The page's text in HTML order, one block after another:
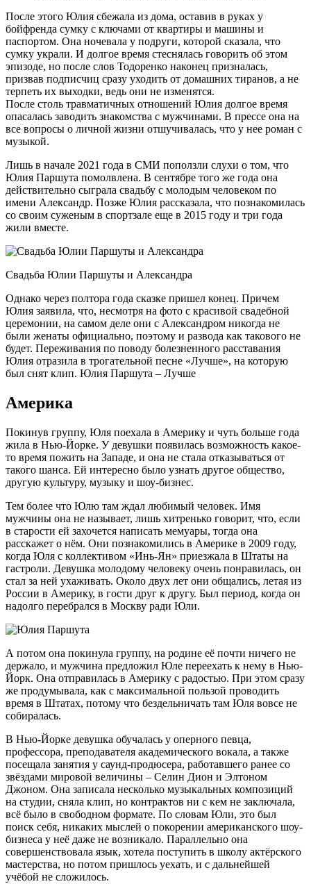
После этого Юлия сбежала из дома, оставив в руках у
бойфренда сумку с ключами от квартиры и машины и
паспортом. Она ночевала у подруги, которой сказала, что
сумку украли. И долгое время стеснялась говорить об этом
эпизоде, но после слов Тодоренко наконец призналась,
призвав подписчиц сразу уходить от домашних тиранов, а не
терпеть их выходки, ведь они не изменятся.
После столь травматичных отношений Юлия долгое время
опасалась заводить знакомства с мужчинами. В прессе она на
все вопросы о личной жизни отшучивалась, что у нее роман с
музыкой.
Лишь в начале 2021 года в СМИ поползли слухи о том, что
Юлия Паршута помолвлена. В сентябре того же года она
действительно сыграла свадьбу с молодым человеком по
имени Александр. Позже Юлия рассказала, что познакомилась
со своим суженым в спортзале еще в 2015 году и три года
жили вместе.
Свадьба Юлии Паршуты и Александра
Однако через полтора года сказке пришел конец. Причем
Юлия заявила, что, несмотря на фото с красивой свадебной
церемонии, на самом деле они с Александром никогда не
были женаты официально, поэтому и развода как такового не
будет. Переживания по поводу болезненного расставания
Юлия отразила в трогательной песне «Лучше», на которую
был снят клип. Юлия Паршута – Лучше
Америка
Покинув группу, Юля поехала в Америку и чуть больше года
жила в Нью-Йорке. У девушки появилась возможность какое-
то время пожить на Западе, и она не стала отказываться от
такого шанса. Ей интересно было узнать другое общество,
другую культуру, музыку и шоу-бизнес.
Тем более что Юлю там ждал любимый человек. Имя
мужчины она не называет, лишь хитренько говорит, что, если
в старости ей захочется написать мемуары, тогда она
расскажет о нём. Они познакомились в Америке в 2009 году,
когда Юля с коллективом «Инь-Ян» приезжала в Штаты на
гастроли. Девушка молодому человеку очень понравилась, он
стал за ней ухаживать. Около двух лет они общались, летая из
России в Америку, в гости друг к другу. Был период, когда он
надолго перебрался в Москву ради Юли.
А потом она покинула группу, на родине её почти ничего не
держало, и мужчина предложил Юле переехать к нему в Нью-
Йорк. Она отправилась в Америку с радостью. При этом сразу
же продумывала, как с максимальной пользой проводить
время в Штатах, потому что бездельничать там Юля вовсе не
собиралась.
В Нью-Йорке девушка обучалась у оперного певца,
профессора, преподавателя академического вокала, а также
посещала занятия у саунд-продюсера, работавшего ранее со
звёздами мировой величины – Селин Дион и Элтоном
Джоном. Она записала несколько музыкальных композиций
на студии, сняла клип, но контрактов ни с кем не заключала,
всё было в свободном формате. По словам Юли, это был
поиск себя, никаких мыслей о покорении американского шоу-
бизнеса у неё даже не возникало. Параллельно она
совершенствовала язык, хотела поступить в школу актёрского
мастерства, но потом пришлось уехать, и с дальнейшей
учёбой не сложилось.